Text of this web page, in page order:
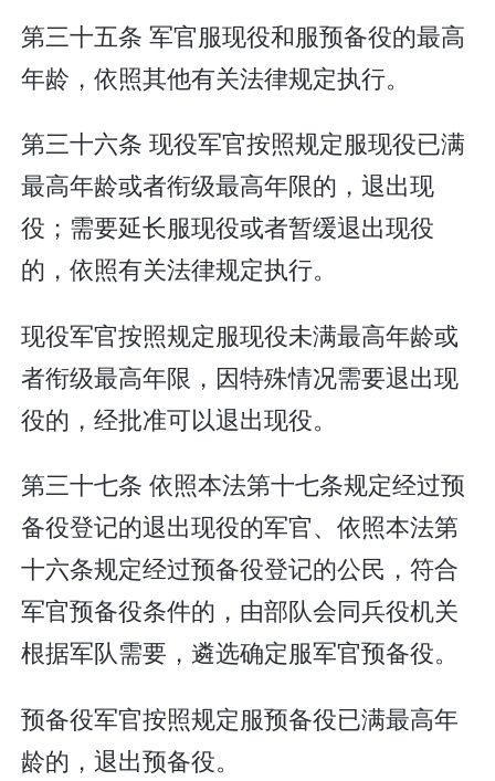
第三十五条 军官服现役和服预备役的最高
年龄，依照其他有关法律规定执行。
第三十六条 现役军官按照规定服现役已满
最高年龄或者衔级最高年限的，退出现
役；需要延长服现役或者暂缓退出现役
的，依照有关法律规定执行。
现役军官按照规定服现役未满最高年龄或
者衔级最高年限，因特殊情况需要退出现
役的，经批准可以退出现役。
第三十七条 依照本法第十七条规定经过预
备役登记的退出现役的军官、依照本法第
十六条规定经过预备役登记的公民，符合
军官预备役条件的，由部队会同兵役机关
根据军队需要，遴选确定服军官预备役。
预备役军官按照规定服预备役已满最高年
龄的，退出预备役。